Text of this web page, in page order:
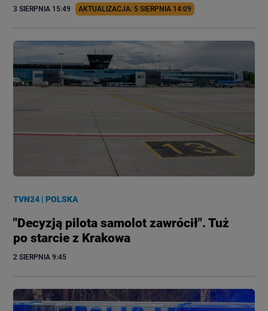
3 SIERPNIA 15:49 AKTUALIZACJA: 5 SIERPNIA 14:09
TVN24 |POLSKA
"Decyzją pilota samolot zawrócił". Tuż
po starcie z Krakowa
2 SIERPNIA 9:45